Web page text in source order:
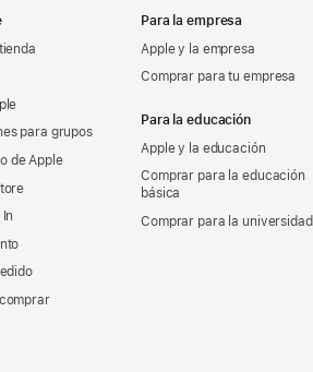
para grupos
de Apple
Para la empresa
Apple y la empresa
Comprar para tu empresa
Para la educación
Apple y la educación
Comprar para la educación
básica
Comprar para la universidad